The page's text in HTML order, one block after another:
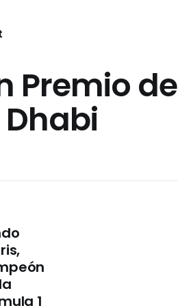
Premio de
1